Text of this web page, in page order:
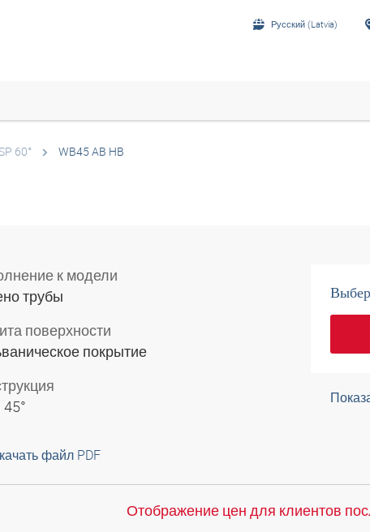
Русский (Latvia)
60° WB45 AB HB
к модели
трубы
поверхности
покрытие
файл PDF
Отображение цен для клиентов